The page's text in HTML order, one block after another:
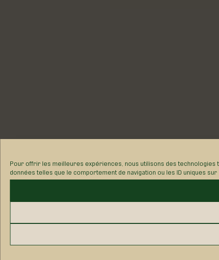
Pour offrir les meilleures expériences, nous utilisons des
données telles que le comportement de navigation ou les ID uniques